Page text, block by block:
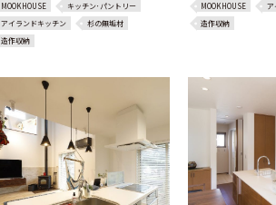
MOOKHOUSE
キッチン･パントリー
アイランドキッチン
杉の無垢材
造作収納
MOOKHOUSE
ア
造作収納